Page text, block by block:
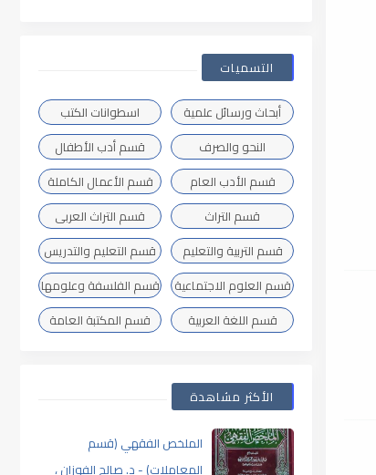
التسميات
أبحاث ورسائل علمية
اسطوانات الكتب
النحو والصرف
قسم أدب الأطفال
قسم الأدب العام
قسم الأعمال الكاملة
قسم التراث
قسم التراث العربى
قسم التربية والتعليم
قسم التعليم والتدريس
قسم العلوم الاجتماعية
قسم الفلسفة وعلومها
قسم اللغة العربية
قسم المكتبة العامة
الأكثر مشاهدة
الملخص الفقهي (قسم
المعاملات) - د. صالح الفوزان ،